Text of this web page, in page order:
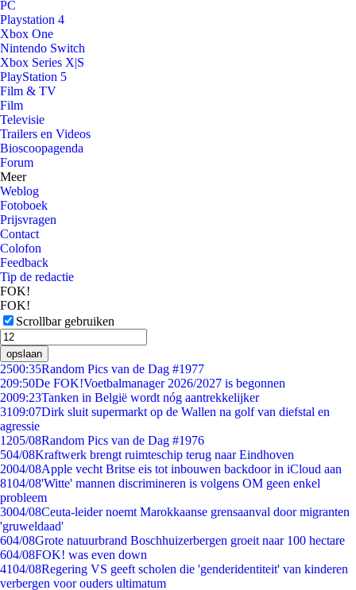
PC
Playstation 4
Xbox One
Nintendo Switch
Xbox Series X|S
PlayStation 5
Film & TV
Film
Televisie
Trailers en Videos
Bioscoopagenda
Forum
Meer
Weblog
Fotoboek
Prijsvragen
Contact
Colofon
Feedback
Tip de redactie
FOK!
FOK!
Scrollbar gebruiken
opslaan
2500:35Random Pics van de Dag #1977
209:50De FOK!Voetbalmanager 2026/2027 is begonnen
2009:23Tanken in België wordt nóg aantrekkelijker
3109:07Dirk sluit supermarkt op de Wallen na golf van diefstal en
agressie
1205/08Random Pics van de Dag #1976
504/08Kraftwerk brengt ruimteschip terug naar Eindhoven
2004/08Apple vecht Britse eis tot inbouwen backdoor in iCloud aan
8104/08'Witte' mannen discrimineren is volgens OM geen enkel
probleem
3004/08Ceuta-leider noemt Marokkaanse grensaanval door migranten
'gruweldaad'
604/08Grote natuurbrand Boschhuizerbergen groeit naar 100 hectare
604/08FOK! was even down
4104/08Regering VS geeft scholen die 'genderidentiteit' van kinderen
verbergen voor ouders ultimatum